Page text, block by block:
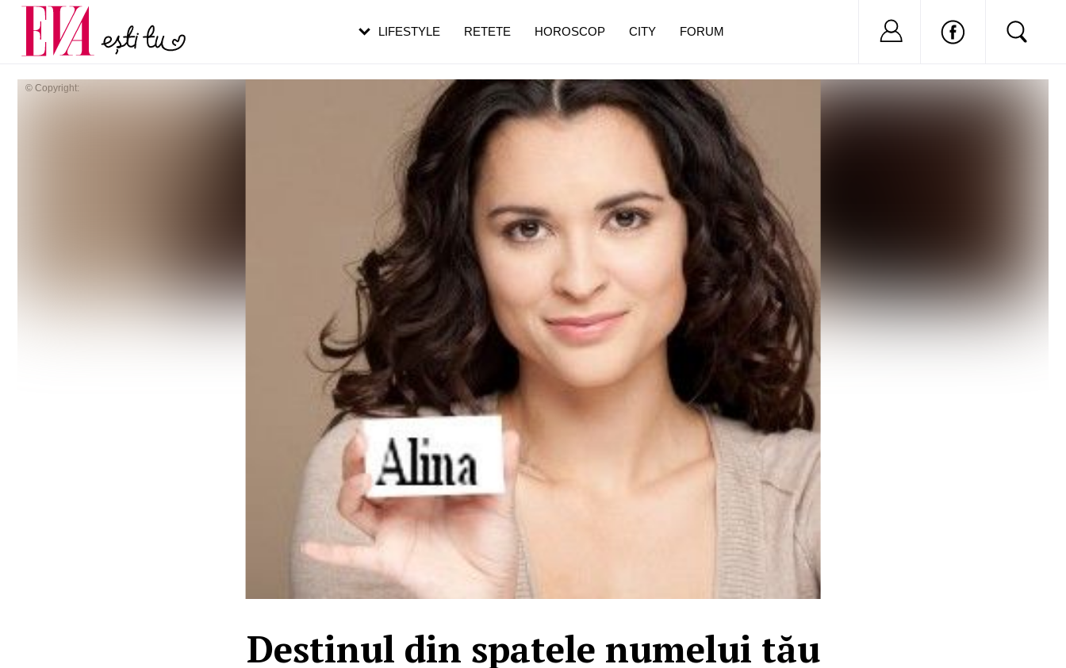
© Copyright:
Destinul din spatele numelui tău
LIFESTYLE RETETE HOROSCOP CITY FORUM Nu ai cont?
Carieră
Actualitate
pe măsură ce înaintezi în vârstă
de dureroasă este investigația